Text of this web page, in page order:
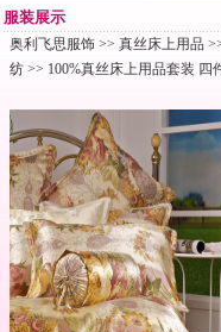
服装展示
奥利飞思服饰 >> 真丝床上用品
纺 >> 100%真丝床上用品套装 四